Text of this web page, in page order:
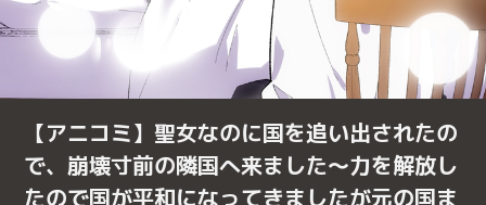
【アニコミ】聖女なのに国を追い出されたの
で、崩壊寸前の隣国へ来ました～力を解放し
たので国が平和になってきましたが元の国ま